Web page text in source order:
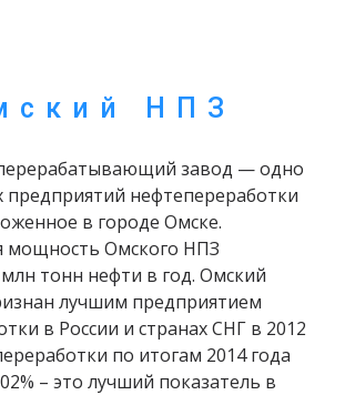
НПЗ
завод — одно
предприятий нефтепереработки
в городе Омске.
мощность Омского НПЗ
тонн нефти в год. Омский
лучшим предприятием
в России и странах СНГ в 2012
по итогам 2014 года
– это лучший показатель в